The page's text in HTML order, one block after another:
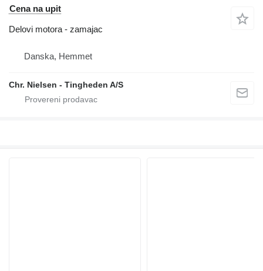
Cena na upit
Delovi motora - zamajac
Danska, Hemmet
Chr. Nielsen - Tingheden A/S